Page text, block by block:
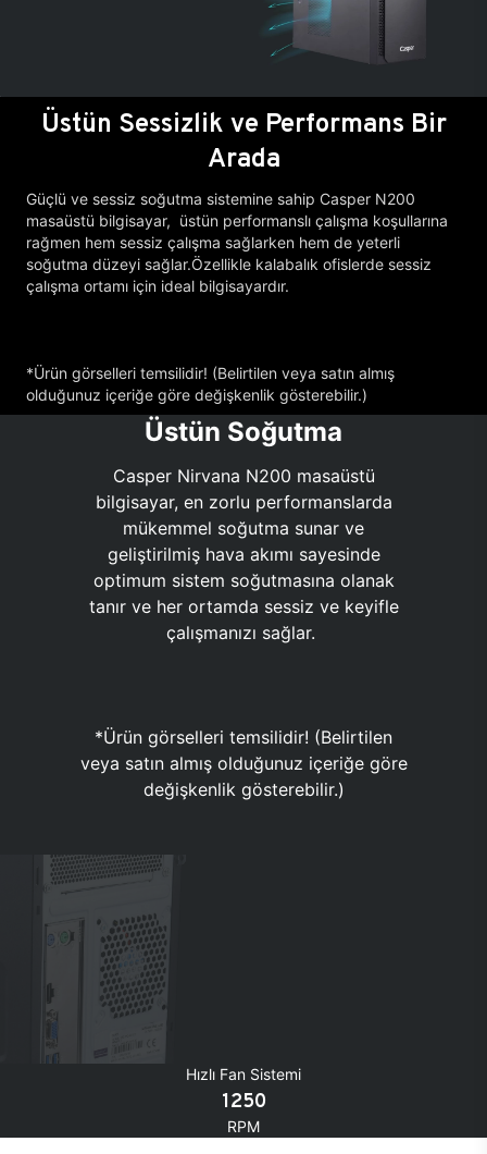
Üstün Sessizlik ve Performans Bir
Arada
Güçlü ve sessiz soğutma sistemine sahip Casper N200
masaüstü bilgisayar, üstün performanslı çalışma koşullarına
rağmen hem sessiz çalışma sağlarken hem de yeterli
soğutma düzeyi sağlar.Özellikle kalabalık ofislerde sessiz
çalışma ortamı için ideal bilgisayardır.
*Ürün görselleri temsilidir! (Belirtilen veya satın almış
olduğunuz içeriğe göre değişkenlik gösterebilir.)
Üstün Soğutma
Casper Nirvana N200 masaüstü
bilgisayar, en zorlu performanslarda
mükemmel soğutma sunar ve
geliştirilmiş hava akımı sayesinde
optimum sistem soğutmasına olanak
tanır ve her ortamda sessiz ve keyifle
çalışmanızı sağlar.
*Ürün görselleri temsilidir! (Belirtilen
veya satın almış olduğunuz içeriğe göre
değişkenlik gösterebilir.)
Hızlı Fan Sistemi
1250
RPM